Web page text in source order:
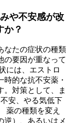
や不安感が改
か？
なたの症状の種類
の要因が重なって
には、エストロ
的な抗不安薬・
。対策として、ま
安、やる気低下
薬の種類を変え
逆）、あるいはメ